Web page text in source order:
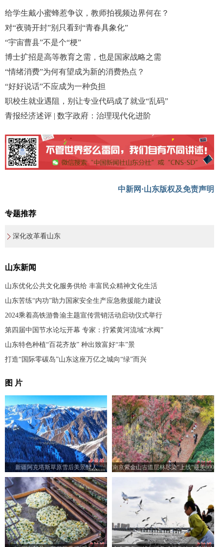
给学生戴小蜜蜂惹争议，教师拍视频边界何在？
对“夜骑开封”别只看到“青春具象化”
“宇宙曹县”不是个“梗”
博士扩招是高等教育之需，也是国家战略之需
“情绪消费”为何有望成为新的消费热点？
“好好说话”不应成为一种负担
职校生就业遇阻，别让专业代码成了就业“乱码”
青报经济述评 | 数字政府：治理现代化进阶
中新网·山东版权及免责声明
专题推荐
深化改革看山东
山东新闻
山东优化公共文化服务供给 丰富民众精神文化生活
山东苦练“内功”助力国家安全生产应急救援能力建设
2024乘着高铁游鲁渝主题宣传营销活动启动仪式举行
第四届中国节水论坛开幕 专家：拧紧黄河流域“水阀”
山东特色种植“百花齐放” 种出致富好“丰”景
打造“国际零碳岛”山东这座万亿之城向“绿”而兴
图 片
新疆阿克塔斯草原雪后美景醉人
南京紫金山古道层林尽染“上线”最美600
米